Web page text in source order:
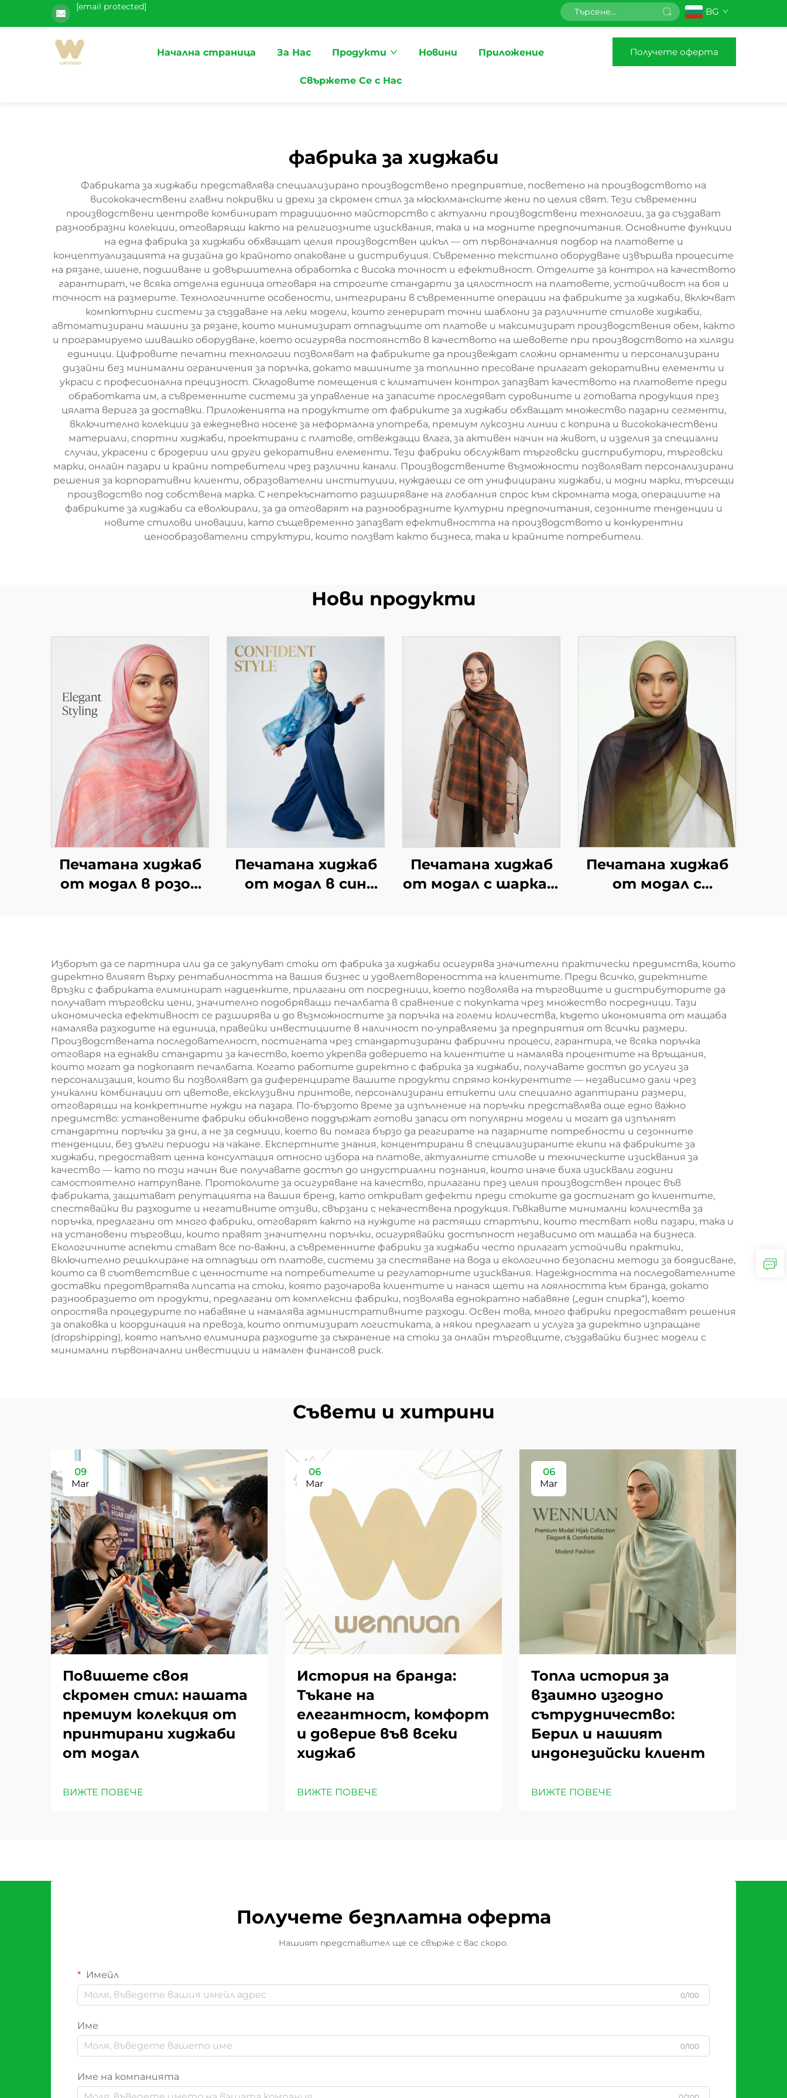
[email protected] BG
Начална страница За Нас Продукти Новини Приложение
Свържете Се с Нас
Получете оферта
фабрика за хиджаби
Фабриката за хиджаби представлява специализирано производствено предприятие, посветено на производството на
висококачествени главни покривки и дрехи за скромен стил за мюсюлманските жени по целия свят. Тези съвременни
производствени центрове комбинират традиционно майсторство с актуални производствени технологии, за да създават
разнообразни колекции, отговарящи както на религиозните изисквания, така и на модните предпочитания. Основните функции
на една фабрика за хиджаби обхващат целия производствен цикъл — от първоначалния подбор на платовете и
концептуализацията на дизайна до крайното опаковане и дистрибуция. Съвременно текстилно оборудване извършва процесите
на рязане, шиене, подшиване и довършителна обработка с висока точност и ефективност. Отделите за контрол на качеството
гарантират, че всяка отделна единица отговаря на строгите стандарти за цялостност на платовете, устойчивост на боя и
точност на размерите. Технологичните особености, интегрирани в съвременните операции на фабриките за хиджаби, включват
компютърни системи за създаване на леки модели, които генерират точни шаблони за различните стилове хиджаби,
автоматизирани машини за рязане, които минимизират отпадъците от платове и максимизират производствения обем, както
и програмируемо шивашко оборудване, което осигурява постоянство в качеството на шевовете при производството на хиляди
единици. Цифровите печатни технологии позволяват на фабриките да произвеждат сложни орнаменти и персонализирани
дизайни без минимални ограничения за поръчка, докато машините за топлинно пресоване прилагат декоративни елементи и
украси с професионална прецизност. Складовите помещения с климатичен контрол запазват качеството на платовете преди
обработката им, а съвременните системи за управление на запасите проследяват суровините и готовата продукция през
цялата верига за доставки. Приложенията на продуктите от фабриките за хиджаби обхващат множество пазарни сегменти,
включително колекции за ежедневно носене за неформална употреба, премиум луксозни линии с коприна и висококачествени
материали, спортни хиджаби, проектирани с платове, отвеждащи влага, за активен начин на живот, и изделия за специални
случаи, украсени с бродерии или други декоративни елементи. Тези фабрики обслужват търговски дистрибутори, търговски
марки, онлайн пазари и крайни потребители чрез различни канали. Производствените възможности позволяват персонализирани
решения за корпоративни клиенти, образователни институции, нуждаещи се от унифицирани хиджаби, и модни марки, търсещи
производство под собствена марка. С непрекъснатото разширяване на глобалния спрос към скромната мода, операциите на
фабриките за хиджаби са еволюирали, за да отговарят на разнообразните културни предпочитания, сезонните тенденции и
новите стилови иновации, като същевременно запазват ефективността на производството и конкурентни
ценообразователни структури, които ползват както бизнеса, така и крайните потребители.
Нови продукти
Печатана хиджаб
от модал в розов
Печатана хиджаб
от модал в син
Печатана хиджаб
от модал с шарка в
Печатана хиджаб
от модал с
Изборът да се партнира или да се закупуват стоки от фабрика за хиджаби осигурява значителни практически предимства, които
директно влияят върху рентабилността на вашия бизнес и удовлетвореността на клиентите. Преди всичко, директните
връзки с фабриката елиминират надценките, прилагани от посредници, което позволява на търговците и дистрибуторите да
получават търговски цени, значително подобряващи печалбата в сравнение с покупката чрез множество посредници. Тази
икономическа ефективност се разширява и до възможностите за поръчка на големи количества, където икономията от мащаба
намалява разходите на единица, правейки инвестициите в наличност по-управляеми за предприятия от всички размери.
Производствената последователност, постигната чрез стандартизирани фабрични процеси, гарантира, че всяка поръчка
отговаря на еднакви стандарти за качество, което укрепва доверието на клиентите и намалява процентите на връщания,
които могат да подкопаят печалбата. Когато работите директно с фабрика за хиджаби, получавате достъп до услуги за
персонализация, които ви позволяват да диференцирате вашите продукти спрямо конкурентите — независимо дали чрез
уникални комбинации от цветове, ексклузивни принтове, персонализирани етикети или специално адаптирани размери,
отговарящи на конкретните нужди на пазара. По-бързото време за изпълнение на поръчки представлява още едно важно
предимство: установените фабрики обикновено поддържат готови запаси от популярни модели и могат да изпълнят
стандартни поръчки за дни, а не за седмици, което ви помага бързо да реагирате на пазарните потребности и сезонните
тенденции, без дълги периоди на чакане. Експертните знания, концентрирани в специализираните екипи на фабриките за
хиджаби, предоставят ценна консултация относно избора на платове, актуалните стилове и техническите изисквания за
качество — като по този начин вие получавате достъп до индустриални познания, които иначе биха изисквали години
самостоятелно натрупване. Протоколите за осигуряване на качество, прилагани през целия производствен процес във
фабриката, защитават репутацията на вашия бренд, като откриват дефекти преди стоките да достигнат до клиентите,
спестявайки ви разходите и негативните отзиви, свързани с некачествена продукция. Гъвкавите минимални количества за
поръчка, предлагани от много фабрики, отговарят както на нуждите на растящи стартъпи, които тестват нови пазари, така и
на установени търговци, които правят значителни поръчки, осигурявайки достъпност независимо от мащаба на бизнеса.
Екологичните аспекти стават все по-важни, а съвременните фабрики за хиджаби често прилагат устойчиви практики,
включително рециклиране на отпадъци от платове, системи за спестяване на вода и екологично безопасни методи за боядисване,
които са в съответствие с ценностите на потребителите и регулаторните изисквания. Надеждността на последователните
доставки предотвратява липсата на стоки, която разочарова клиентите и нанася щети на лоялността към бранда, докато
разнообразието от продукти, предлагани от комплексни фабрики, позволява еднократно набавяне („един спирка“), което
опростява процедурите по набавяне и намалява административните разходи. Освен това, много фабрики предоставят решения
за опаковка и координация на превоза, които оптимизират логистиката, а някои предлагат и услуга за директно изпращане
(dropshipping), която напълно елиминира разходите за съхранение на стоки за онлайн търговците, създавайки бизнес модели с
минимални първоначални инвестиции и намален финансов риск.
Съвети и хитрини
09
Mar
Повишете своя
скромен стил: нашата
премиум колекция от
принтирани хиджаби
от модал
ВИЖТЕ ПОВЕЧЕ
06
Mar
История на бранда:
Тъкане на
елегантност, комфорт
и доверие във всеки
хиджаб
ВИЖТЕ ПОВЕЧЕ
06
Mar
Топла история за
взаимно изгодно
сътрудничество:
Берил и нашият
индонезийски клиент
ВИЖТЕ ПОВЕЧЕ
Получете безплатна оферта
Нашият представител ще се свърже с вас скоро.
Имейл
0/100
Име
0/100
Име на компанията